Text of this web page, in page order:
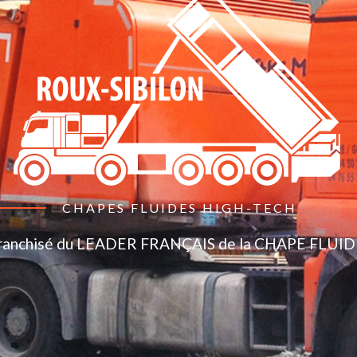
CHAPES FLUIDES HIGH-TECH
du LEADER FRANÇAIS de la CHAPE